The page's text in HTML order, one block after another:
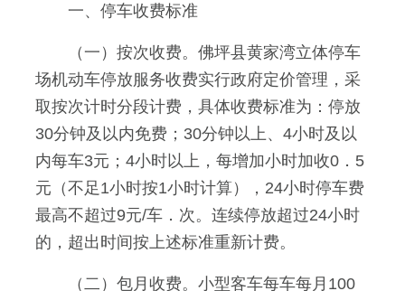
一、停车收费标准
（一）按次收费。佛坪县黄家湾立体停车
场机动车停放服务收费实行政府定价管理，采
取按次计时分段计费，具体收费标准为：停放
30分钟及以内免费；30分钟以上、4小时及以
内每车3元；4小时以上，每增加小时加收0．5
元（不足1小时按1小时计算），24小时停车费
最高不超过9元/车．次。连续停放超过24小时
的，超出时间按上述标准重新计费。
（二）包月收费。小型客车每车每月100